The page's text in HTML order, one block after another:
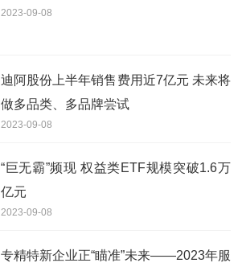
2023-09-08
迪阿股份上半年销售费用近7亿元 未来将
做多品类、多品牌尝试
2023-09-08
“巨无霸”频现 权益类ETF规模突破1.6万
亿元
2023-09-08
专精特新企业正“瞄准”未来——2023年服